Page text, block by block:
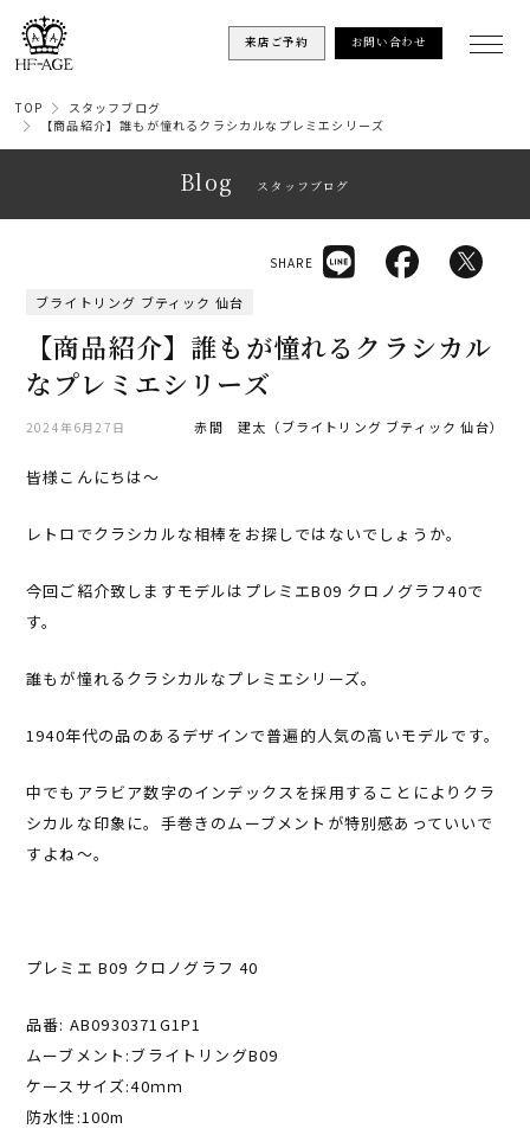
来店ご予約 お問い合わせ
TOP
スタッフブログ
【商品紹介】誰もが憧れるクラシカルなプレミエシリーズ
Blog スタッフブログ
ブライトリング ブティック 仙台
【商品紹介】誰もが憧れるクラシカル
なプレミエシリーズ
2024年6月27日 赤間 建太（ブライトリング ブティック 仙台）
SHARE
皆様こんにちは〜
レトロでクラシカルな相棒をお探しではないでしょうか。
今回ご紹介致しますモデルはプレミエB09 クロノグラフ40で
す。
誰もが憧れるクラシカルなプレミエシリーズ。
1940年代の品のあるデザインで普遍的人気の高いモデルです。
中でもアラビア数字のインデックスを採用することによりクラ
シカルな印象に。手巻きのムーブメントが特別感あっていいで
すよね〜。
プレミエ B09 クロノグラフ 40
品番: AB0930371G1P1
ムーブメント:ブライトリングB09
ケースサイズ:40ｍｍ
防水性:100m